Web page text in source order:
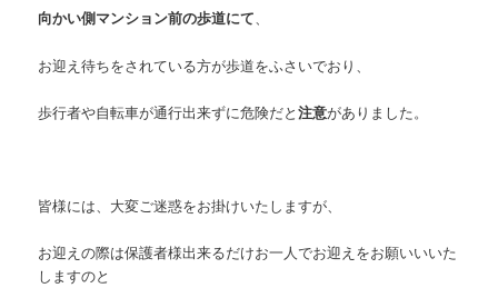
向かい側マンション前の歩道にて、
お迎え待ちをされている方が歩道をふさいでおり、
歩行者や自転車が通行出来ずに危険だと注意がありました。
皆様には、大変ご迷惑をお掛けいたしますが、
お迎えの際は保護者様出来るだけお一人でお迎えをお願いいいた
しますのと